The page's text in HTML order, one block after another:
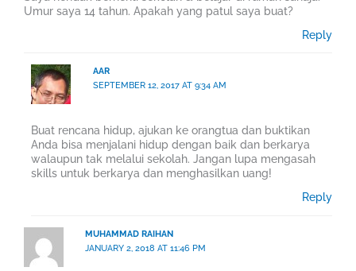
Umur saya 14 tahun. Apakah yang patul saya buat?
Reply
AAR
SEPTEMBER 12, 2017 AT 9:34 AM
Buat rencana hidup, ajukan ke orangtua dan buktikan
Anda bisa menjalani hidup dengan baik dan berkarya
walaupun tak melalui sekolah. Jangan lupa mengasah
skills untuk berkarya dan menghasilkan uang!
Reply
MUHAMMAD RAIHAN
JANUARY 2, 2018 AT 11:46 PM